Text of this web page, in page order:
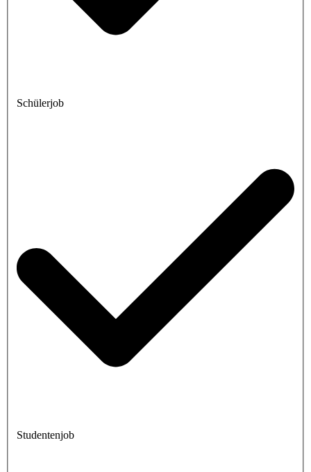
Schülerjob
Studentenjob